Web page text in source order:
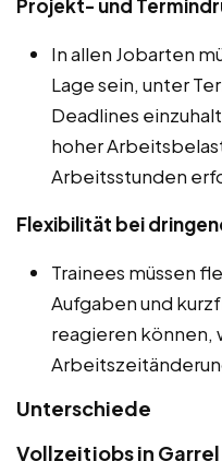
Projekt- und
In allen Jobarten
Lage sein, unter
Deadlines
hoher
Arbeitsstunden
Flexibilität bei
Trainees müssen
Aufgaben und
reagieren können,
Unterschiede
Vollzeitjobs in Garrel